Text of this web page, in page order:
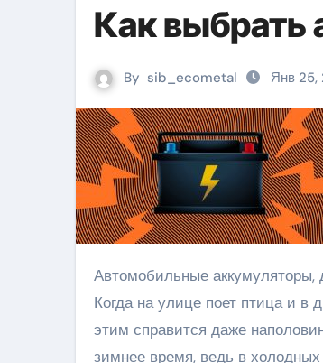
Как выбрать
By sib_ecometal Янв 25,
Автомобильные аккумуляторы, даже если они используются круглый год, являются сезонным продуктом.
Когда на улице поет птица и в
этим справится даже
зимнее время, ведь в холодных